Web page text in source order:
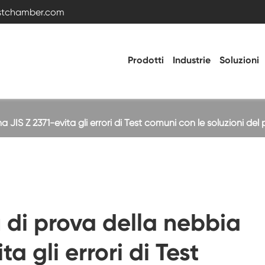
Prodotti
Camera di vibrazione
Camera di prova ad alta bassa temperatura
Industrie Soluzioni
Z 2371-evita gli errori di Test comuni con le soluzioni
prova della nebbia
gli errori di Test